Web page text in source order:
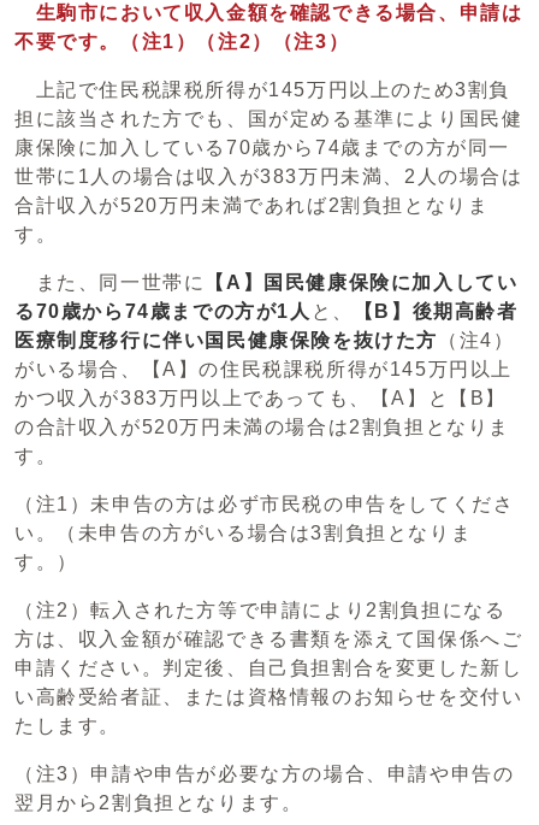
生駒市において収入金額を確認できる場合、申請は
不要です。（注1）（注2）（注3）
上記で住民税課税所得が145万円以上のため3割負
担に該当された方でも、国が定める基準により国民健
康保険に加入している70歳から74歳までの方が同一
世帯に1人の場合は収入が383万円未満、2人の場合は
合計収入が520万円未満であれば2割負担となりま
す。
また、同一世帯に
【A】国民健康保険に加入してい
る70歳から74歳までの方が1人 と、
【B】後期高齢者
医療制度移行に伴い国民健康保険を抜けた方
（注4）
がいる場合、【A】の住民税課税所得が145万円以上
かつ収入が383万円以上であっても、【A】と【B】
の合計収入が520万円未満の場合は2割負担となりま
す。
（注1）未申告の方は必ず市民税の申告をしてくださ
い。（未申告の方がいる場合は3割負担となりま
す。）
（注2）転入された方等で申請により2割負担になる
方は、収入金額が確認できる書類を添えて国保係へご
申請ください。判定後、自己負担割合を変更した新し
い高齢受給者証、または資格情報のお知らせを交付い
たします。
（注3）申請や申告が必要な方の場合、申請や申告の
翌月から2割負担となります。